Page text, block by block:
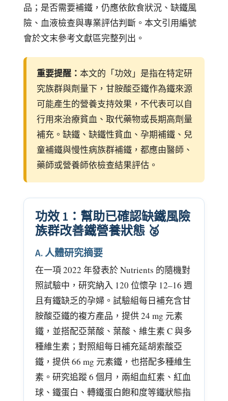
品；是否需要補鐵，仍應依飲食狀況、缺鐵風
險、血液檢查與專業評估判斷。本文引用編號
會於文末參考文獻區完整列出。
重要提醒： 本文的「功效」是指在特定研
究族群與劑量下，甘胺酸亞鐵作為鐵來源
可能產生的營養支持效果，不代表可以自
行用來治療貧血、取代藥物或長期高劑量
補充。缺鐵、缺鐵性貧血、孕期補鐵、兒
童補鐵與慢性病族群補鐵，都應由醫師、
藥師或營養師依檢查結果評估。
功效 1：幫助已確認缺鐵風險
族群改善鐵營養狀態 🥈
A. 人體研究摘要
在一項 2022 年發表於 Nutrients 的隨機對
照試驗中，研究納入 120 位懷孕 12–16 週
且有鐵缺乏的孕婦。試驗組每日補充含甘
胺酸亞鐵的複方產品，提供 24 mg 元素
鐵，並搭配亞葉酸、葉酸、維生素 C 與多
種維生素；對照組每日補充延胡索酸亞
鐵，提供 66 mg 元素鐵，也搭配多種維生
素。研究追蹤 6 個月，兩組血紅素、紅血
球、鐵蛋白、轉鐵蛋白飽和度等鐵狀態指